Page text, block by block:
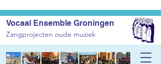
Vocaal Ensemble Groningen
Zangprojecten oude muziek